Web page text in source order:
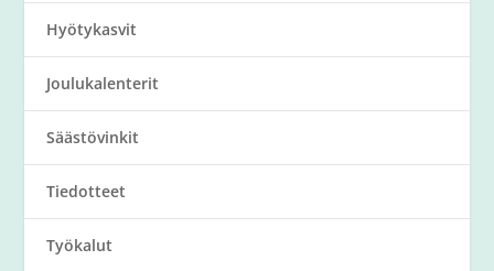
Hyötykasvit
Joulukalenterit
Säästövinkit
Tiedotteet
Työkalut